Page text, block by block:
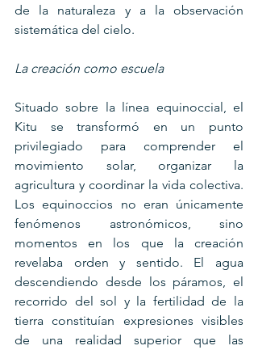
de la naturaleza y a la observación
sistemática del cielo.
La creación como escuela
Situado sobre la línea equinoccial, el
Kitu se transformó en un punto
privilegiado para comprender el
movimiento solar, organizar la
agricultura y coordinar la vida colectiva.
Los equinoccios no eran únicamente
fenómenos astronómicos, sino
momentos en los que la creación
revelaba orden y sentido. El agua
descendiendo desde los páramos, el
recorrido del sol y la fertilidad de la
tierra constituían expresiones visibles
de una realidad superior que las